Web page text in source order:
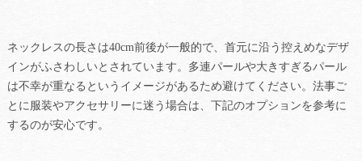
ネックレスの長さは40cm前後が一般的で、首元に沿う控えめなデザ
インがふさわしいとされています。多連パールや大きすぎるパール
は不幸が重なるというイメージがあるため避けてください。法事ご
とに服装やアクセサリーに迷う場合は、下記のオプションを参考に
するのが安心です。